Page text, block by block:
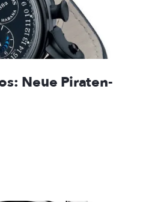
Neue Piraten-